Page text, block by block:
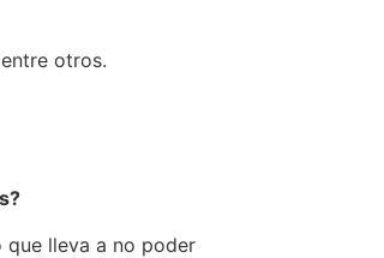
otros.
que lleva a no poder